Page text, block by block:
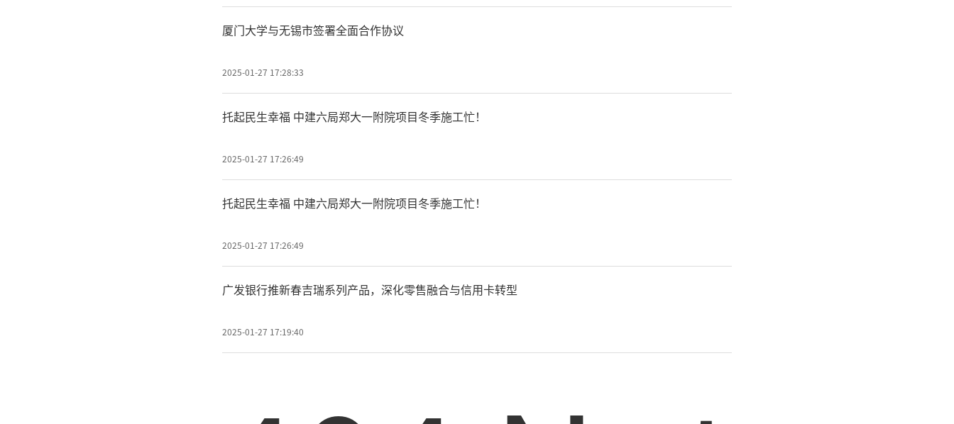
厦门大学与无锡市签署全面合作协议
2025-01-27 17:28:33
托起民生幸福 中建六局郑大一附院项目冬季施工忙！
2025-01-27 17:26:49
托起民生幸福 中建六局郑大一附院项目冬季施工忙！
2025-01-27 17:26:49
广发银行推新春吉瑞系列产品，深化零售融合与信用卡转型
2025-01-27 17:19:40